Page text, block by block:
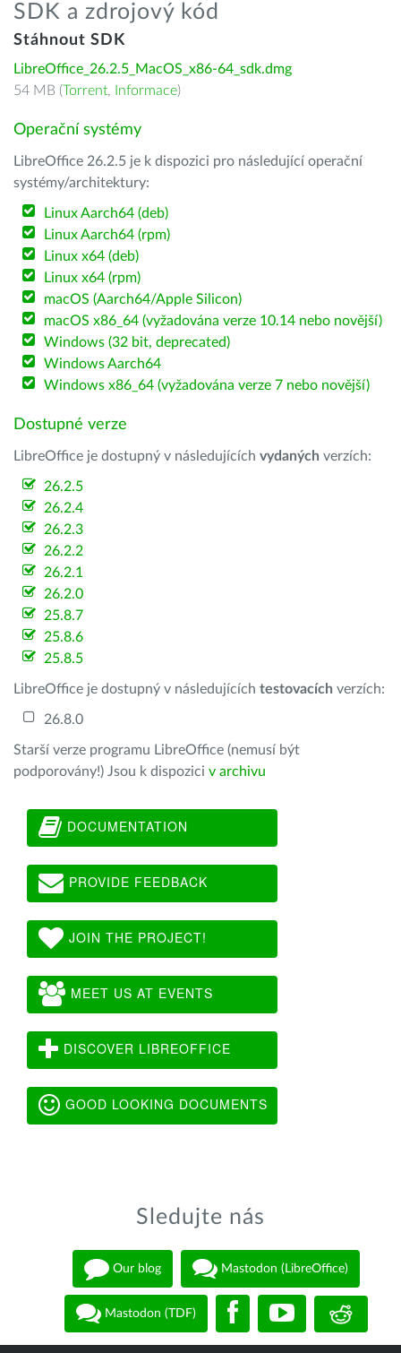
SDK a zdrojový kód
Stáhnout SDK
LibreOffice_26.2.5_MacOS_x86-64_sdk.dmg
54 MB (Torrent, Informace)
Operační systémy
LibreOffice 26.2.5 je k dispozici pro následující operační
systémy/architektury:
Linux Aarch64 (deb)
Linux Aarch64 (rpm)
Linux x64 (deb)
Linux x64 (rpm)
macOS (Aarch64/Apple Silicon)
macOS x86_64 (vyžadována verze 10.14 nebo novější)
Windows (32 bit, deprecated)
Windows Aarch64
Windows x86_64 (vyžadována verze 7 nebo novější)
Dostupné verze
LibreOffice je dostupný v následujících vydaných verzích:
26.2.5
26.2.4
26.2.3
26.2.2
26.2.1
26.2.0
25.8.7
25.8.6
25.8.5
LibreOffice je dostupný v následujících testovacích verzích:
26.8.0
Starší verze programu LibreOffice (nemusí být
podporovány!) Jsou k dispozici v archivu
DOCUMENTATION
PROVIDE FEEDBACK
JOIN THE PROJECT!
MEET US AT EVENTS
DISCOVER LIBREOFFICE
GOOD LOOKING DOCUMENTS
Sledujte nás
Our blog Mastodon (LibreOffice)
Mastodon (TDF)